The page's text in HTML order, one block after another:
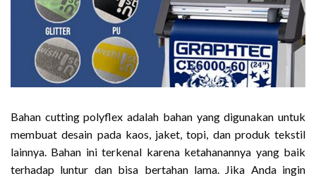
Bahan cutting polyflex adalah bahan yang digunakan untuk
membuat desain pada kaos, jaket, topi, dan produk tekstil
lainnya. Bahan ini terkenal karena ketahanannya yang baik
terhadap luntur dan bisa bertahan lama. Jika Anda ingin